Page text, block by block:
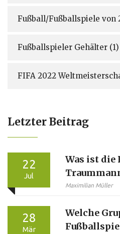
Fußball/Fußballspiele von
Fußballspieler Gehälter (1)
FIFA 2022
Letzter Beitrag
22
Jul
Was ist die
Maximilian Müller
28
Mär
Welche